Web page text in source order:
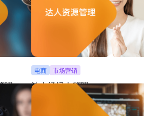
理
集和人员管理，实
务进度
电商 市场营销
达人经纪人管理
按经纪人视图分类，便于数据查询，还